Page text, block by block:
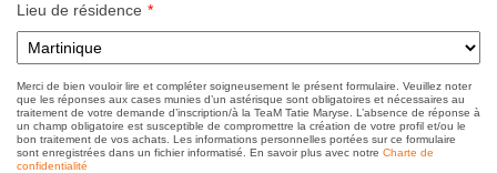
Lieu de résidence *
Merci de bien vouloir lire et compléter soigneusement le présent formulaire. Veuillez noter
que les réponses aux cases munies d’un astérisque sont obligatoires et nécessaires au
traitement de votre demande d’inscription/à la TeaM Tatie Maryse. L’absence de réponse à
un champ obligatoire est susceptible de compromettre la création de votre profil et/ou le
bon traitement de vos achats. Les informations personnelles portées sur ce formulaire
sont enregistrées dans un fichier informatisé. En savoir plus avec notre Charte de
confidentialité